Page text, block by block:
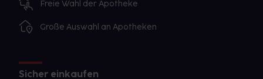
Freie Wahl der Apotheke
Große Auswahl an Apotheken
Sicher einkaufen